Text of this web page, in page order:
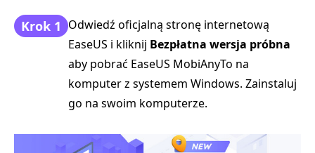
Krok 1 Odwiedź oficjalną stronę internetową
EaseUS i kliknij Bezpłatna wersja próbna
aby pobrać EaseUS MobiAnyTo na
komputer z systemem Windows. Zainstaluj
go na swoim komputerze.